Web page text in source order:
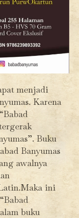
menjadi
Karena
Buku
Banyumas
awalnya
ini
buku